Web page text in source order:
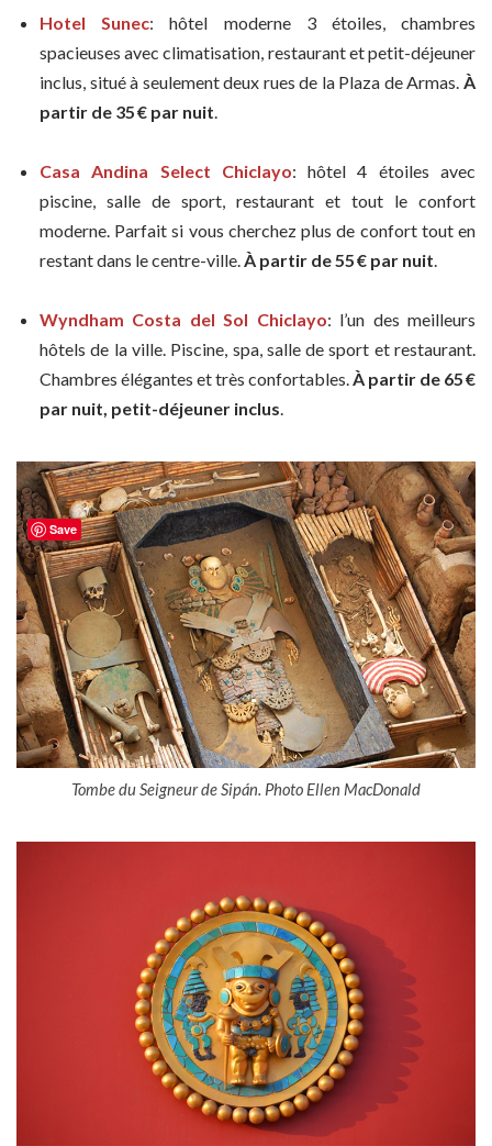
Hotel Sunec: hôtel moderne 3 étoiles, chambres
spacieuses avec climatisation, restaurant et petit-déjeuner
inclus, situé à seulement deux rues de la Plaza de Armas. À
partir de 35 € par nuit
Casa Andina Select Chiclayo: hôtel 4 étoiles avec
piscine, salle de sport, restaurant et tout le confort
moderne. Parfait si vous cherchez plus de confort tout en
restant dans le centre-ville.À partir de 55 € par nuit.
Wyndham Costa del Sol Chiclayo: l’un des meilleurs
hôtels de la ville. Piscine, spa, salle de sport et restaurant.
Chambres élégantes et très confortables.À partir de 65 €
par nuit, petit-déjeuner inclus.
Tombe du Seigneur de Sipán. Photo Ellen MacDonald
Save